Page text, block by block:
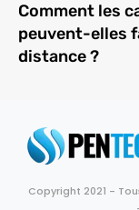
Comment les
peuvent-elles
distance ?
Copyright 2021 -